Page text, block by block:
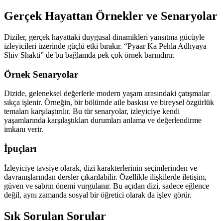
Gerçek Hayattan Örnekler ve Senaryolar
Diziler, gerçek hayattaki duygusal dinamikleri yansıtma gücüyle
izleyicileri üzerinde güçlü etki bırakır. “Pyaar Ka Pehla Adhyaya
Shiv Shakti” de bu bağlamda pek çok örnek barındırır.
Örnek Senaryolar
Dizide, geleneksel değerlerle modern yaşam arasındaki çatışmalar
sıkça işlenir. Örneğin, bir bölümde aile baskısı ve bireysel özgürlük
temaları karşılaştırılır. Bu tür senaryolar, izleyiciye kendi
yaşamlarında karşılaştıkları durumları anlama ve değerlendirme
imkanı verir.
İpuçları
İzleyiciye tavsiye olarak, dizi karakterlerinin seçimlerinden ve
davranışlarından dersler çıkarılabilir. Özellikle ilişkilerde iletişim,
güven ve sabrın önemi vurgulanır. Bu açıdan dizi, sadece eğlence
değil, aynı zamanda sosyal bir öğretici olarak da işlev görür.
Sık Sorulan Sorular